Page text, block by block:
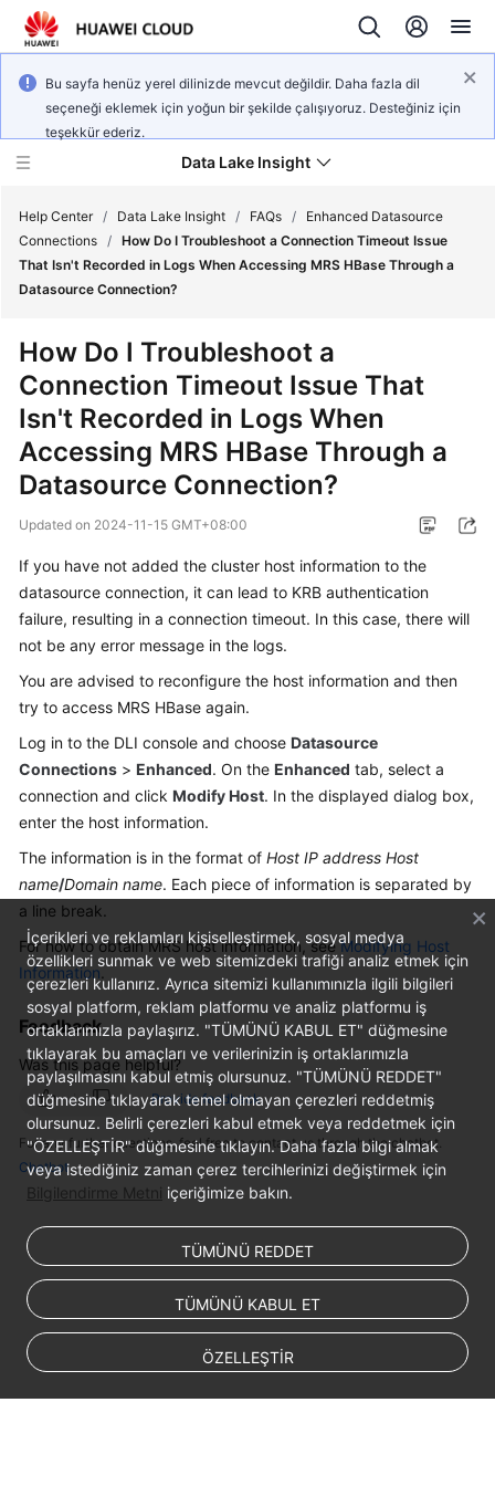
Bu sayfa henüz yerel dilinizde mevcut değildir. Daha fazla dil
seçeneği eklemek için yoğun bir şekilde çalışıyoruz. Desteğiniz için
teşekkür ederiz.
Data Lake Insight
What's
Product
Bulletin
Overview
Getting
Started
User
Best
Practices
Developer
Guide
SQL
Syntax
Reference
API
Reference
SDK
Reference
FAQs
More
Documents
Reference
Help Center / Data Lake Insight / FAQs /
Enhanced Datasource
Connections / How Do I Troubleshoot a Connection Timeout Issue
That Isn't Recorded in Logs When Accessing MRS HBase Through a
Datasource Connection?
How Do I Troubleshoot a
Connection Timeout Issue That
Isn't Recorded in Logs When
Accessing MRS HBase Through a
Datasource Connection?
Updated on 2024-11-15 GMT+08:00
If you have not added the cluster host information to the
datasource connection, it can lead to KRB authentication
failure, resulting in a connection timeout. In this case, there will
not be any error message in the logs.
You are advised to reconfigure the host information and then
try to access MRS HBase again.
Log in to the DLI console and choose Datasource
Connections > Enhanced. On the Enhanced tab, select a
connection and click Modify Host. In the displayed dialog box,
enter the host information.
The information is in the format of Host IP address Host
name/Domain name. Each piece of information is separated by
a line break.
For how to obtain MRS host information, seeModifying Host
Information.
Feedback
Was this page helpful?
Provide feedback
For any further questions, feel free to contact us through the chatbot.
Chatbot
İçerikleri ve reklamları kişiselleştirmek, sosyal medya
özellikleri sunmak ve web sitemizdeki trafiği analiz etmek için
çerezleri kullanırız. Ayrıca sitemizi kullanımınızla ilgili bilgileri
sosyal platform, reklam platformu ve analiz platformu iş
ortaklarımızla paylaşırız. "TÜMÜNÜ KABUL ET" düğmesine
tıklayarak bu amaçları ve verilerinizin iş ortaklarımızla
paylaşılmasını kabul etmiş olursunuz. "TÜMÜNÜ REDDET"
düğmesine tıklayarak temel olmayan çerezleri reddetmiş
olursunuz. Belirli çerezleri kabul etmek veya reddetmek için
"ÖZELLEŞTİR" düğmesine tıklayın. Daha fazla bilgi almak
veya istediğiniz zaman çerez tercihlerinizi değiştirmek için
Bilgilendirme Metni içeriğimize bakın.
TÜMÜNÜ REDDET
TÜMÜNÜ KABUL ET
ÖZELLEŞTİR